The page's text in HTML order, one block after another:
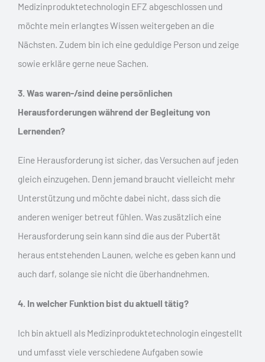
Medizinproduktetechnologin EFZ abgeschlossen und
möchte mein erlangtes Wissen weitergeben an die
Nächsten. Zudem bin ich eine geduldige Person und zeige
sowie erkläre gerne neue Sachen.
3. Was waren-/sind deine persönlichen
Herausforderungen während der Begleitung von
Lernenden?
Eine Herausforderung ist sicher, das Versuchen auf jeden
gleich einzugehen. Denn jemand braucht vielleicht mehr
Unterstützung und möchte dabei nicht, dass sich die
anderen weniger betreut fühlen. Was zusätzlich eine
Herausforderung sein kann sind die aus der Pubertät
heraus entstehenden Launen, welche es geben kann und
auch darf, solange sie nicht die überhandnehmen.
4. In welcher Funktion bist du aktuell tätig?
Ich bin aktuell als Medizinproduktetechnologin eingestellt
und umfasst viele verschiedene Aufgaben sowie